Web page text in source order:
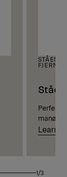
Perfekt
Learn
1/3